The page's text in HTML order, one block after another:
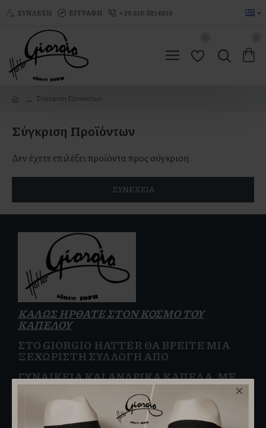
ΣΎΝΔΕΣΗ ΕΓΓΡΑΦΉ +30 210-3214510
Σύγκριση Προϊόντων
Σύγκριση Προϊόντων
Δεν έχετε επιλέξει προϊόντα προς σύγκριση.
ΣΥΝΈΧΕΙΑ
ΚΑΛΩΣ ΗΡΘΑΤΕ ΣΤΟΝ ΚΟΣΜΟ ΤΟΥ
ΚΑΠΕΛΟΥ
ΣΤΟ GIORGIO HATTER ΘΑ ΒΡΕΊΤΕ ΜΙΑ
ΞΕΧΩΡΙΣΤΉ ΣΥΛΛΟΓΉ ΑΠΌ
ΓΥΝΑΙΚΕΊΑΚΑΙΑΝΔΡΙΚΆ ΚΑΠΈΛΑ, ΜΕ
ΣΧΈΔΙΑ ΠΟΥ ΣΥΝΔΥΆΖΟΥΝ
ΠΟΙΌΤΗΤΑ, ΆΝΕΣΗ ΚΑΙΔΙΑΧΡΟΝΙΚΌ